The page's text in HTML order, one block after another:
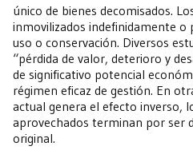
único de bienes decomisados.
inmovilizados indefinidamente
uso o conservación. Diversos
“pérdida de valor, deterioro y
de significativo potencial
régimen eficaz de gestión. En
actual genera el efecto inverso,
aprovechados terminan por ser
original.